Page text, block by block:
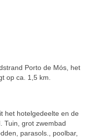
Porto de Mós, het
op ca. 1,5 km.
het hotelgedeelte en de
Tuin, grot zwembad
parasols., poolbar,